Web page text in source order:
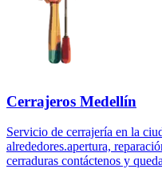
Cerrajeros Medellín
Servicio de cerrajería en la
alrededores.apertura,
cerraduras contáctenos y